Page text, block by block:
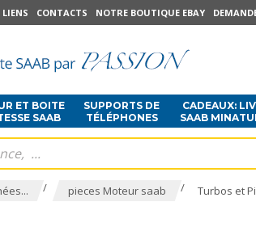
LIENS CONTACTS NOTRE BOUTIQUE EBAY
ET BOITE
SAAB
SUPPORTS DE
TÉLÉPHONES
CADEAUX:
SAAB
/ pieces Moteur saab / Turbos et